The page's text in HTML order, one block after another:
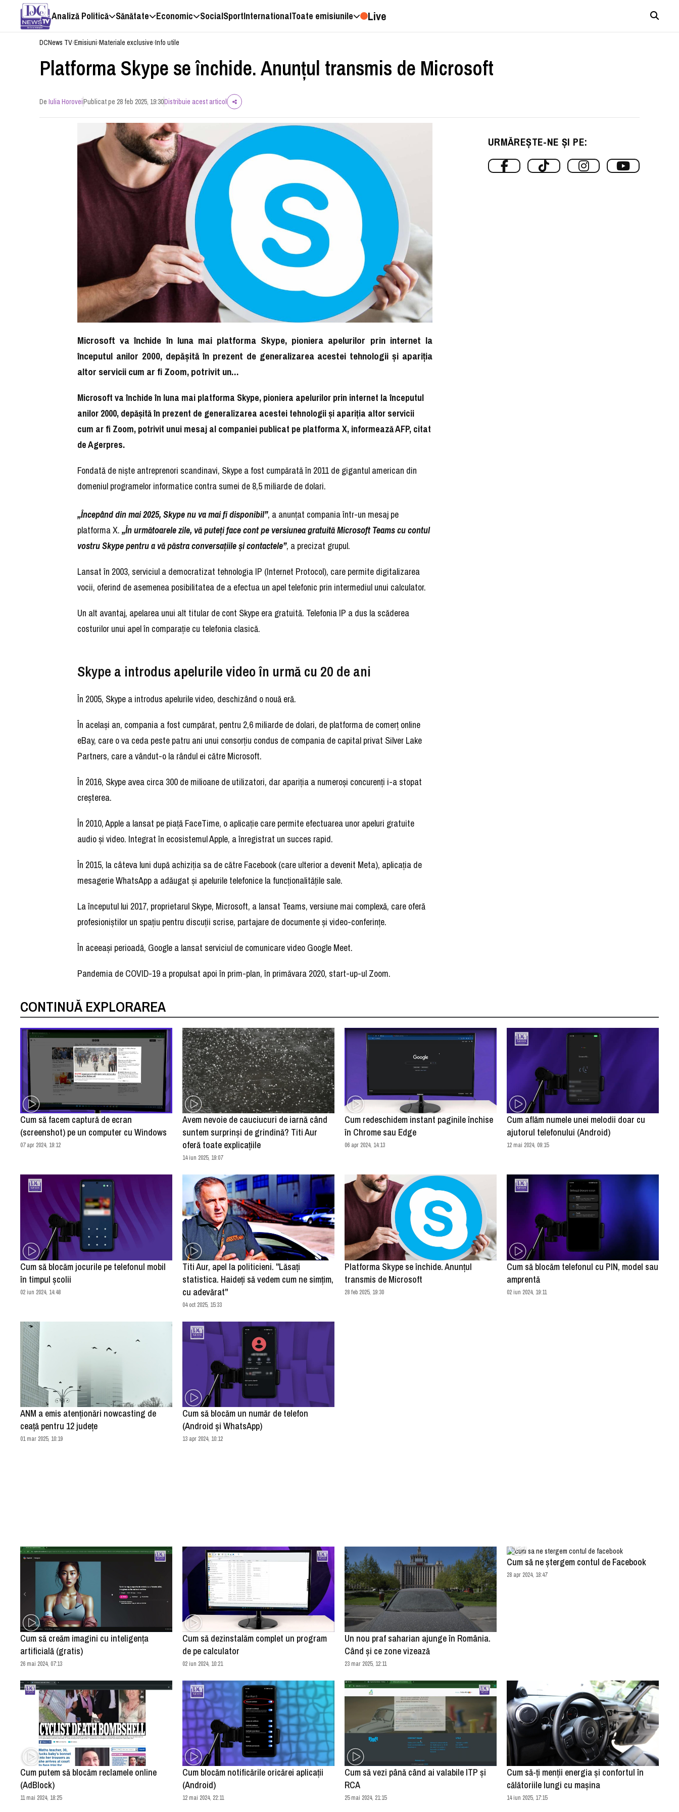
Analiză Politică Sănătate Economic SocialSportInternationalToate emisiunile Live
DCNews TV›Emisiuni›Materiale exclusive›Info utile
Platforma Skype se închide. Anunțul transmis de Microsoft
DeIulia HoroveiPublicat pe 28 feb 2025, 19:30Distribuie acest articol
Microsoft va închide în luna mai platforma Skype, pioniera apelurilor prin internet la
începutul anilor 2000, depăşită în prezent de generalizarea acestei tehnologii şi apariţia
altor servicii cum ar fi Zoom, potrivit un…
Microsoft va închide în luna mai platforma Skype, pioniera apelurilor prin internet la începutul
anilor 2000, depăşită în prezent de generalizarea acestei tehnologii şi apariţia altor servicii
cum ar fi Zoom, potrivit unui mesaj al companiei publicat pe platforma X, informează AFP, citat
de Agerpres.
Fondată de nişte antreprenori scandinavi, Skype a fost cumpărată în 2011 de gigantul american din
domeniul programelor informatice contra sumei de 8,5 miliarde de dolari.
„Începând din mai 2025, Skype nu va mai fi disponibil”, a anunţat compania într-un mesaj pe
platforma X.„În următoarele zile, vă puteţi face cont pe versiunea gratuită Microsoft Teams cu contul
vostru Skype pentru a vă păstra conversaţiile şi contactele”, a precizat grupul.
Lansat în 2003, serviciul a democratizat tehnologia IP (Internet Protocol), care permite digitalizarea
vocii, oferind de asemenea posibilitatea de a efectua un apel telefonic prin intermediul unui calculator.
Un alt avantaj, apelarea unui alt titular de cont Skype era gratuită. Telefonia IP a dus la scăderea
costurilor unui apel în comparaţie cu telefonia clasică.
Skype a introdus apelurile video în urmă cu 20 de ani
În 2005, Skype a introdus apelurile video, deschizând o nouă eră.
În acelaşi an, compania a fost cumpărat, pentru 2,6 miliarde de dolari, de platforma de comerţ online
eBay, care o va ceda peste patru ani unui consorţiu condus de compania de capital privat Silver Lake
Partners, care a vândut-o la rândul ei către Microsoft.
În 2016, Skype avea circa 300 de milioane de utilizatori, dar apariţia a numeroşi concurenţi i-a stopat
creşterea.
În 2010, Apple a lansat pe piaţă FaceTime, o aplicaţie care permite efectuarea unor apeluri gratuite
audio şi video. Integrat în ecosistemul Apple, a înregistrat un succes rapid.
În 2015, la câteva luni după achiziţia sa de către Facebook (care ulterior a devenit Meta), aplicaţia de
mesagerie WhatsApp a adăugat şi apelurile telefonice la funcţionalităţile sale.
La începutul lui 2017, proprietarul Skype, Microsoft, a lansat Teams, versiune mai complexă, care oferă
profesioniştilor un spaţiu pentru discuţii scrise, partajare de documente şi video-conferinţe.
În aceeaşi perioadă, Google a lansat serviciul de comunicare video Google Meet.
Pandemia de COVID-19 a propulsat apoi în prim-plan, în primăvara 2020, start-up-ul Zoom.
URMĂREȘTE-NE ȘI PE:
CONTINUĂ EXPLORAREA
Cum să facem captură de ecran
(screenshot) pe un computer cu Windows
07 apr 2024, 19:12
Avem nevoie de cauciucuri de iarnă când
suntem surprinși de grindină? Titi Aur
oferă toate explicațiile
14 iun 2025, 19:07
Cum redeschidem instant paginile închise
în Chrome sau Edge
06 apr 2024, 14:13
Cum aflăm numele unei melodii doar cu
ajutorul telefonului (Android)
12 mai 2024, 09:15
Cum să blocăm jocurile pe telefonul mobil
în timpul școlii
02 iun 2024, 14:48
Titi Aur, apel la politicieni. "Lăsaţi
statistica. Haideţi să vedem cum ne simţim,
cu adevărat"
04 oct 2025, 15:33
Platforma Skype se închide. Anunțul
transmis de Microsoft
28 feb 2025, 19:30
Cum să blocăm telefonul cu PIN, model sau
amprentă
02 iun 2024, 19:11
ANM a emis atenționări nowcasting de
ceață pentru 12 județe
01 mar 2025, 10:19
Cum să blocăm un număr de telefon
(Android și WhatsApp)
13 apr 2024, 10:12
Cum să creăm imagini cu inteligența
artificială (gratis)
26 mai 2024, 07:13
Cum să dezinstalăm complet un program
de pe calculator
02 iun 2024, 10:21
Un nou praf saharian ajunge în România.
Când și ce zone vizează
23 mar 2025, 12:11
Cum să ne ștergem contul de Facebook
28 apr 2024, 18:47
Cum putem să blocăm reclamele online
(AdBlock)
11 mai 2024, 18:25
Cum blocăm notificările oricărei aplicații
(Android)
12 mai 2024, 22:11
Cum să vezi până când ai valabile ITP și
RCA
25 mai 2024, 21:15
Cum să-ți menții energia și confortul în
călătoriile lungi cu mașina
14 iun 2025, 17:15